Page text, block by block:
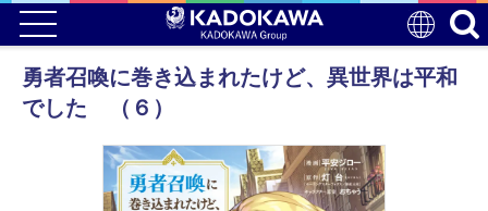
勇者召喚に巻き込まれたけど、異世界は平和
でした （６）